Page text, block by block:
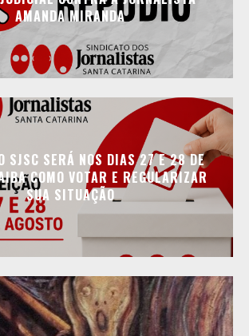
AMANDA MIRANDA
SJSC SERÁ NOS DIAS 27 E 28 DE
COMO VOTAR E REGULARIZAR
SUA SITUAÇÃO